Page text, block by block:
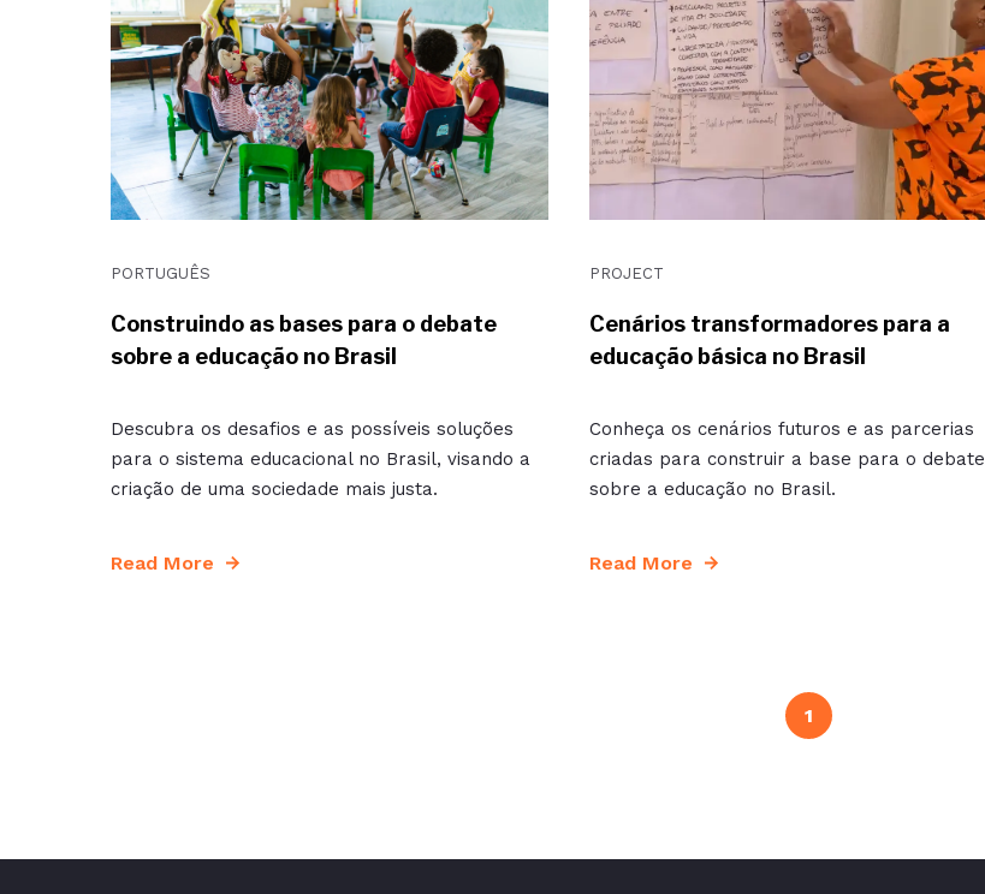
PORTUGUÊS
Construindo as bases para o debate
sobre a educação no Brasil
Descubra os desafios e as possíveis soluções
para o sistema educacional no Brasil, visando a
criação de uma sociedade mais justa.
Read More
PROJECT
Cenários transformadores para a
educação básica no Brasil
Conheça os cenários futuros e as parcerias
criadas para construir a base para o debate
sobre a educação no Brasil.
Read More
1